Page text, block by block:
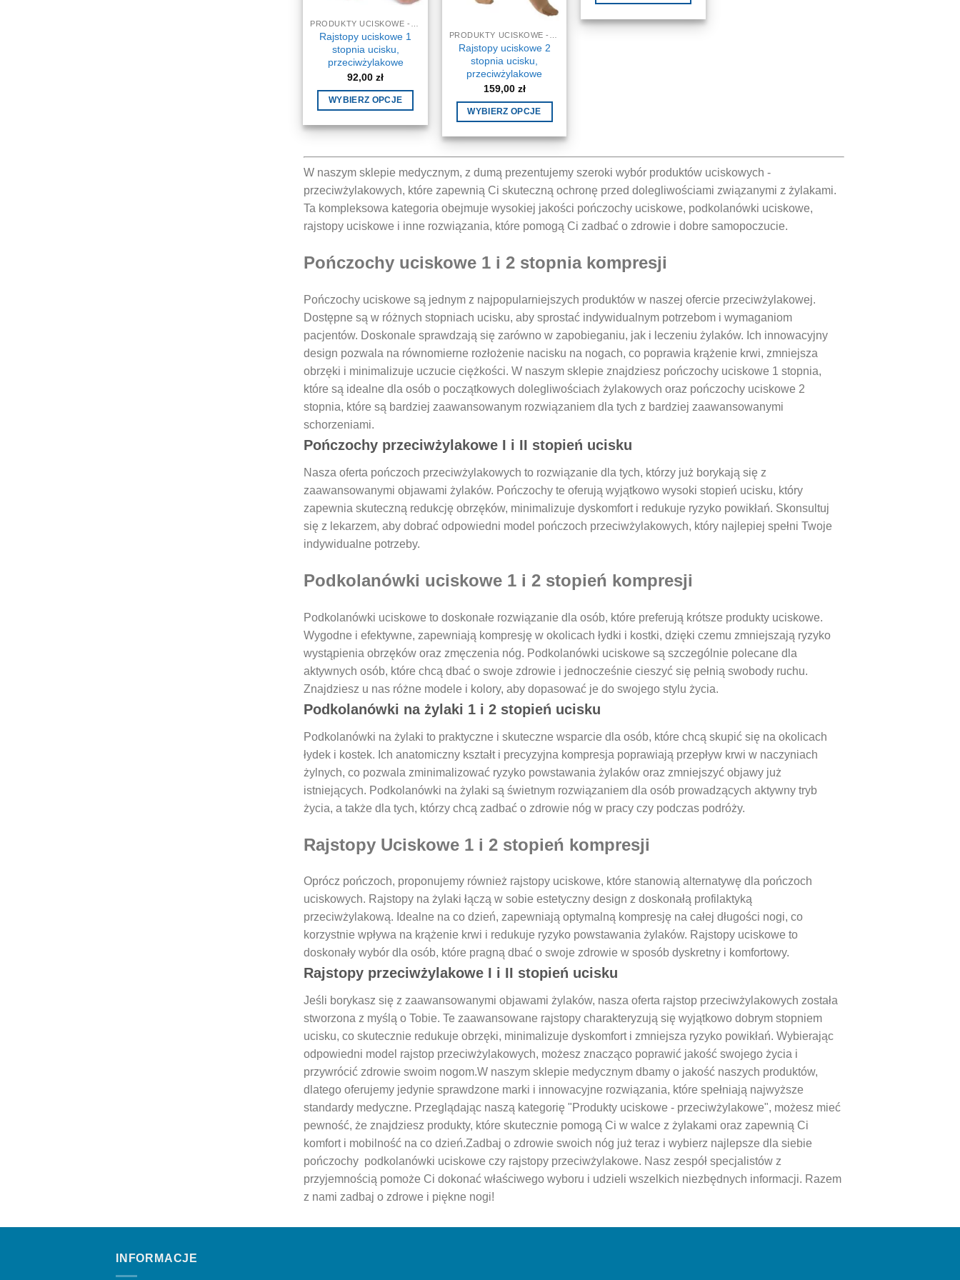
Rajstopy uciskowe 1
stopnia ucisku,
przeciwżylakowe
92,00zł
WYBIERZ OPCJE
produkt
wiele
wariantów.
Opcje
wybrać
stronie
PRODUKTY UCISKOWE - NA ŻYLAKI
Rajstopy uciskowe 2
stopnia ucisku,
przeciwżylakowe
159,00 zł
WYBIERZ OPCJE
produkt
wiele
wariantów.
Opcje
można
na
produktu
produkt
stronie
produktu
W naszym sklepie medycznym, z dumą prezentujemy szeroki wybór produktów uciskowych -
przeciwżylakowych, które zapewnią Ci skuteczną ochronę przed dolegliwościami związanymi z żylakami.
Ta kompleksowa kategoria obejmuje wysokiej jakości pończochy uciskowe, podkolanówki uciskowe,
rajstopy uciskowe i inne rozwiązania, które pomogą Ci zadbać o zdrowie i dobre samopoczucie.
Pończochy uciskowe 1 i 2 stopnia kompresji
Pończochy uciskowe są jednym z najpopularniejszych produktów w naszej ofercie przeciwżylakowej.
Dostępne są w różnych stopniach ucisku, aby sprostać indywidualnym potrzebom i wymaganiom
pacjentów. Doskonale sprawdzają się zarówno w zapobieganiu, jak i leczeniu żylaków. Ich innowacyjny
design pozwala na równomierne rozłożenie nacisku na nogach, co poprawia krążenie krwi, zmniejsza
obrzęki i minimalizuje uczucie ciężkości. W naszym sklepie znajdziesz pończochy uciskowe 1 stopnia,
które są idealne dla osób o początkowych dolegliwościach żylakowych oraz pończochy uciskowe 2
stopnia, które są bardziej zaawansowanym rozwiązaniem dla tych z bardziej zaawansowanymi
schorzeniami.
Pończochy przeciwżylakowe I i II stopień ucisku
Nasza oferta pończoch przeciwżylakowych to rozwiązanie dla tych, którzy już borykają się z
zaawansowanymi objawami żylaków. Pończochy te oferują wyjątkowo wysoki stopień ucisku, który
zapewnia skuteczną redukcję obrzęków, minimalizuje dyskomfort i redukuje ryzyko powikłań. Skonsultuj
się z lekarzem, aby dobrać odpowiedni model pończoch przeciwżylakowych, który najlepiej spełni Twoje
indywidualne potrzeby.
Podkolanówki uciskowe 1 i 2 stopień kompresji
Podkolanówki uciskowe to doskonałe rozwiązanie dla osób, które preferują krótsze produkty uciskowe.
Wygodne i efektywne, zapewniają kompresję w okolicach łydki i kostki, dzięki czemu zmniejszają ryzyko
wystąpienia obrzęków oraz zmęczenia nóg. Podkolanówki uciskowe są szczególnie polecane dla
aktywnych osób, które chcą dbać o swoje zdrowie i jednocześnie cieszyć się pełnią swobody ruchu.
Znajdziesz u nas różne modele i kolory, aby dopasować je do swojego stylu życia.
Podkolanówki na żylaki 1 i 2 stopień ucisku
Podkolanówki na żylaki to praktyczne i skuteczne wsparcie dla osób, które chcą skupić się na okolicach
łydek i kostek. Ich anatomiczny kształt i precyzyjna kompresja poprawiają przepływ krwi w naczyniach
żylnych, co pozwala zminimalizować ryzyko powstawania żylaków oraz zmniejszyć objawy już
istniejących. Podkolanówki na żylaki są świetnym rozwiązaniem dla osób prowadzących aktywny tryb
życia, a także dla tych, którzy chcą zadbać o zdrowie nóg w pracy czy podczas podróży.
Rajstopy Uciskowe 1 i 2 stopień kompresji
Oprócz pończoch, proponujemy również rajstopy uciskowe, które stanowią alternatywę dla pończoch
uciskowych. Rajstopy na żylaki łączą w sobie estetyczny design z doskonałą profilaktyką
przeciwżylakową. Idealne na co dzień, zapewniają optymalną kompresję na całej długości nogi, co
korzystnie wpływa na krążenie krwi i redukuje ryzyko powstawania żylaków. Rajstopy uciskowe to
doskonały wybór dla osób, które pragną dbać o swoje zdrowie w sposób dyskretny i komfortowy.
Rajstopy przeciwżylakowe I i II stopień ucisku
Jeśli borykasz się z zaawansowanymi objawami żylaków, nasza oferta rajstop przeciwżylakowych została
stworzona z myślą o Tobie. Te zaawansowane rajstopy charakteryzują się wyjątkowo dobrym stopniem
ucisku, co skutecznie redukuje obrzęki, minimalizuje dyskomfort i zmniejsza ryzyko powikłań. Wybierając
odpowiedni model rajstop przeciwżylakowych, możesz znacząco poprawić jakość swojego życia i
przywrócić zdrowie swoim nogom.W naszym sklepie medycznym dbamy o jakość naszych produktów,
dlatego oferujemy jedynie sprawdzone marki i innowacyjne rozwiązania, które spełniają najwyższe
standardy medyczne. Przeglądając naszą kategorię "Produkty uciskowe - przeciwżylakowe", możesz mieć
pewność, że znajdziesz produkty, które skutecznie pomogą Ci w walce z żylakami oraz zapewnią Ci
komfort i mobilność na co dzień.Zadbaj o zdrowie swoich nóg już teraz i wybierz najlepsze dla siebie
pończochy podkolanówki uciskowe czy rajstopy przeciwżylakowe. Nasz zespół specjalistów z
przyjemnością pomoże Ci dokonać właściwego wyboru i udzieli wszelkich niezbędnych informacji. Razem
z nami zadbaj o zdrowe i piękne nogi!
INFORMACJE